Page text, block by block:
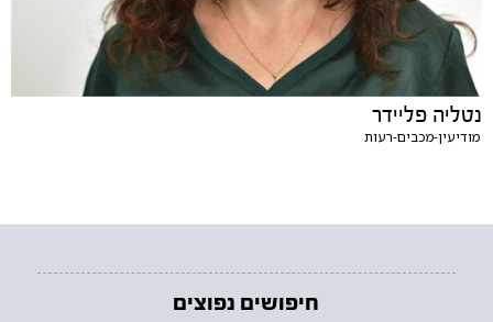
נטליה פליידר
מודיעין-מכבים-רעות
חיפושים נפוצים